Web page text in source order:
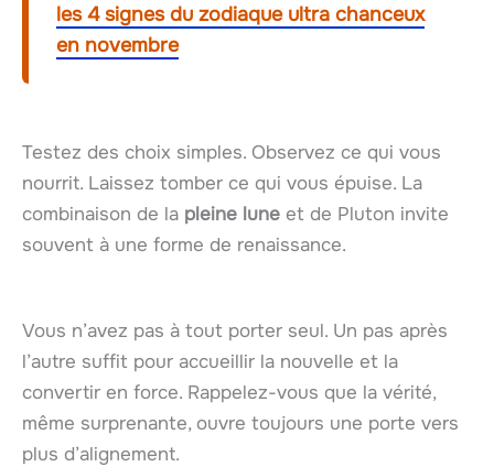
les 4 signes du zodiaque ultra chanceux
en novembre
Testez des choix simples. Observez ce qui vous
nourrit. Laissez tomber ce qui vous épuise. La
combinaison de la pleine lune et de Pluton invite
souvent à une forme de renaissance.
Vous n’avez pas à tout porter seul. Un pas après
l’autre suffit pour accueillir la nouvelle et la
convertir en force. Rappelez-vous que la vérité,
même surprenante, ouvre toujours une porte vers
plus d’alignement.